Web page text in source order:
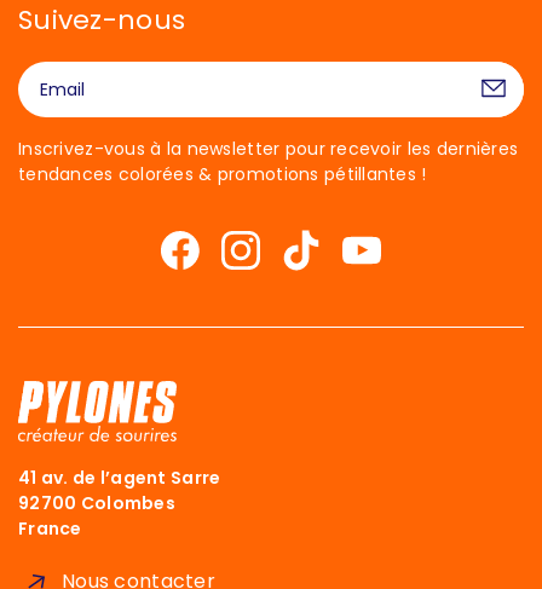
Suivez-nous
Inscrivez-vous à la newsletter pour recevoir les dernières
tendances colorées & promotions pétillantes !
41 av. de l’agent Sarre
92700 Colombes
France
Nous contacter